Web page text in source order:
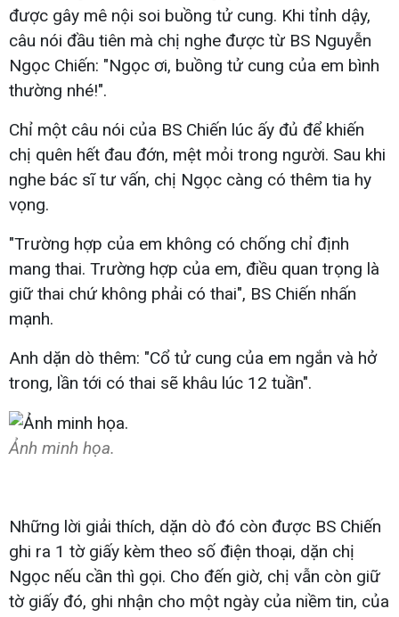
được gây mê nội soi buồng tử cung. Khi tỉnh dậy,
câu nói đầu tiên mà chị nghe được từ BS Nguyễn
Ngọc Chiến: "Ngọc ơi, buồng tử cung của em bình
thường nhé!".
Chỉ một câu nói của BS Chiến lúc ấy đủ để khiến
chị quên hết đau đớn, mệt mỏi trong người. Sau khi
nghe bác sĩ tư vấn, chị Ngọc càng có thêm tia hy
vọng.
"Trường hợp của em không có chống chỉ định
mang thai. Trường hợp của em, điều quan trọng là
giữ thai chứ không phải có thai", BS Chiến nhấn
mạnh.
Anh dặn dò thêm: "Cổ tử cung của em ngắn và hở
trong, lần tới có thai sẽ khâu lúc 12 tuần".
Ảnh minh họa.
Những lời giải thích, dặn dò đó còn được BS Chiến
ghi ra 1 tờ giấy kèm theo số điện thoại, dặn chị
Ngọc nếu cần thì gọi. Cho đến giờ, chị vẫn còn giữ
tờ giấy đó, ghi nhận cho một ngày của niềm tin, của